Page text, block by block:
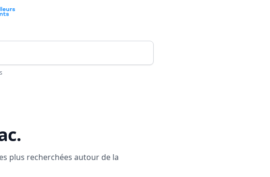
.
plus recherchées autour de la